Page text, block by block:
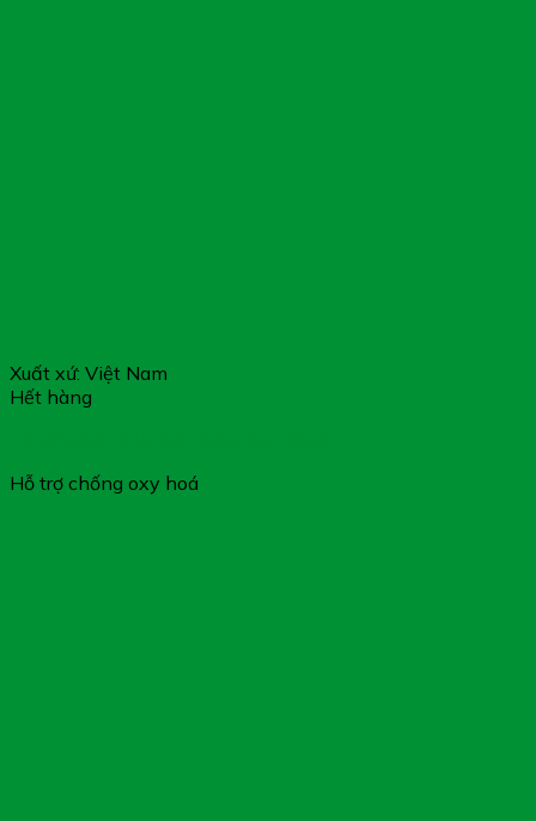
Xuất xứ: Việt Nam
Hết hàng
Hỗ trợ chống oxy hoá